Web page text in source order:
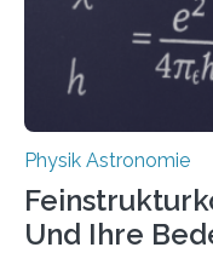
Physik Astronomie
Und Ihre